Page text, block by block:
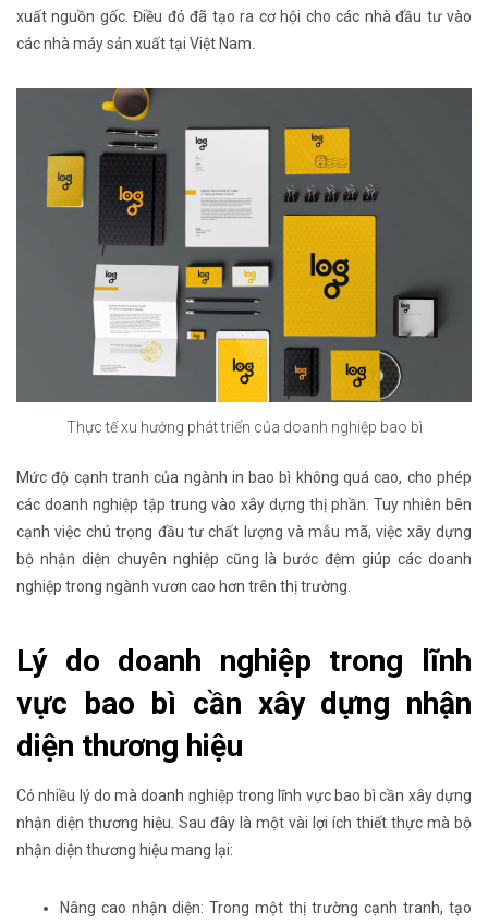
xuất nguồn gốc. Điều đó đã tạo ra cơ hội cho các nhà đầu tư vào
các nhà máy sản xuất tại Việt Nam.
Thực tế xu hướng phát triển của doanh nghiệp bao bì
Mức độ cạnh tranh của ngành in bao bì không quá cao, cho phép
các doanh nghiệp tập trung vào xây dựng thị phần. Tuy nhiên bên
cạnh việc chú trọng đầu tư chất lượng và mẫu mã, việc xây dựng
bộ nhận diện chuyên nghiệp cũng là bước đệm giúp các doanh
nghiệp trong ngành vươn cao hơn trên thị trường.
Lý do doanh nghiệp trong lĩnh
vực bao bì cần xây dựng nhận
diện thương hiệu
Có nhiều lý do mà doanh nghiệp trong lĩnh vực bao bì cần xây dựng
nhận diện thương hiệu. Sau đây là một vài lợi ích thiết thực mà bộ
nhận diện thương hiệu mang lại:
Nâng cao nhận diện: Trong một thị trường cạnh tranh, tạo